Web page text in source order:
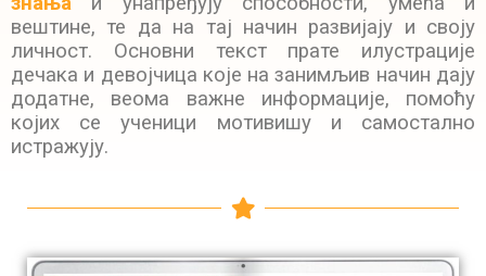
вештине, те да на тај начин развијају и своју
личност. Основни текст прате илустрације
дечака и девојчица које на занимљив начин дају
додатне, веома важне информације, помоћу
којих се ученици мотивишу и самостално
истражују.